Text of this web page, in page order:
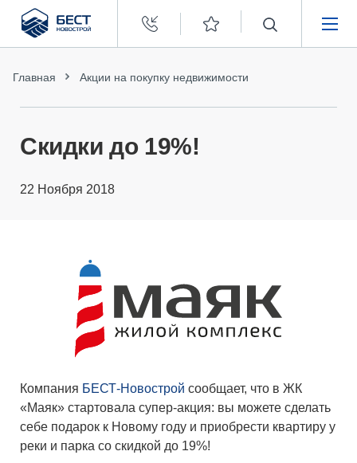
Бест
Новострой
ПОКУПАТЕЛЯМ
ЗАСТРОЙЩИКАМ
Главная Акции на покупку недвижимости
Скидки до 19%!
22 Ноября 2018
Компания БЕСТ-Новострой сообщает, что в ЖК
«Маяк» стартовала супер-акция: вы можете сделать
себе подарок к Новому году и приобрести квартиру у
реки и парка со скидкой до 19%!